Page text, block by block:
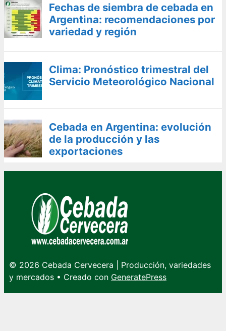
Fechas de siembra de cebada en
Argentina: recomendaciones por
variedad y región
Clima: Pronóstico trimestral del
Servicio Meteorológico Nacional
Cebada en Argentina: evolución
de la producción y las
exportaciones
© 2026 Cebada Cervecera | Producción, variedades
y mercados • Creado con GeneratePress